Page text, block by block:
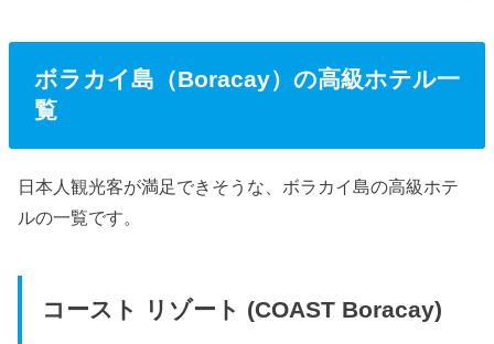
ボラカイ島（Boracay）の高級ホテル一
覧
日本人観光客が満足できそうな、ボラカイ島の高級ホテ
ルの一覧です。
コースト リゾート (COAST Boracay)